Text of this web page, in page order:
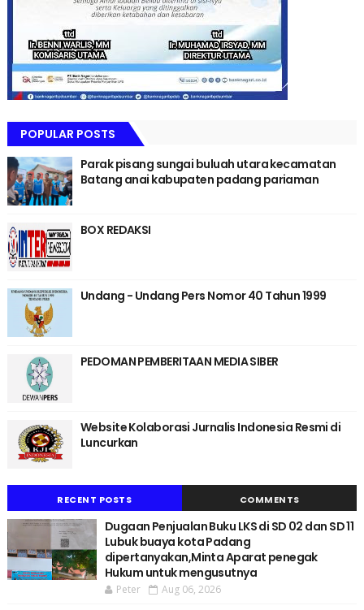
POPULAR POSTS
Parak pisang sungai buluah utara kecamatan
Batang anai kabupaten padang pariaman
BOX REDAKSI
Undang - Undang Pers Nomor 40 Tahun 1999
PEDOMAN PEMBERITAAN MEDIA SIBER
Website Kolaborasi Jurnalis Indonesia Resmi di
Luncurkan
RECENT POSTS COMMENTS
Dugaan Penjualan Buku LKS di SD 02 dan SD 11
Lubuk buaya kota Padang
dipertanyakan,Minta Aparat penegak
Hukum untuk mengusutnya
Peter Aug 06, 2026